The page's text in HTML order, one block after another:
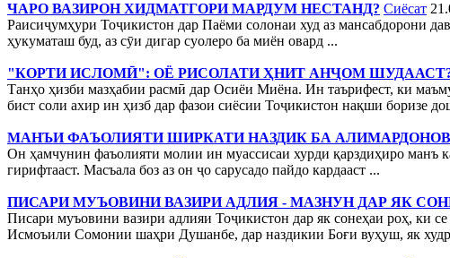
ЧАРО ВАЗИРОН ХИДМАТГОРИ МАРДУМ НЕСТАНД? Сиёсат
Раисиҷумҳури Тоҷикистон дар Паёми солонаи худ аз мансабдорони
ҳукуматаш буд, аз сӯи дигар суолеро ба миён овард ...
"КОРТИ ИСЛОМӢ": ОЁ РИСОЛАТИ ҲНИТ АНҶОМ
Танҳо ҳизби мазҳабии расмӣ дар Осиёи Миёна. Ин таърифест, ки
бист соли ахир ин ҳизб дар фазои сиёсии Тоҷикистон нақши боризе
МАНЪИ ФАЪОЛИЯТИ ШИРКАТИ НАЗДИК БА АЛИМАРДОНОВ
Он ҳамчунин фаъолияти молии ин муассисаи хурди қарздиҳиро манъ
гирифтааст. Масъала боз аз он ҷо сарусадо пайдо кардааст ...
ПИСАРИ МУЪОВИНИ ВАЗИРИ АДЛИЯ - МАЗНУН ДАР ЯК
Писари муъовини вазири адлияи Тоҷикистон дар як сонеҳаи роҳ, ки
Исмоъили Сомонии шаҳри Душанбе, дар наздикии Боғи вуҳуш, як